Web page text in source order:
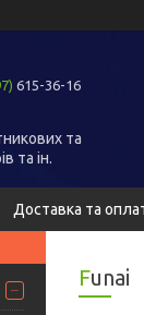
615-36-16
та
та ін.
Доставка та
Funai